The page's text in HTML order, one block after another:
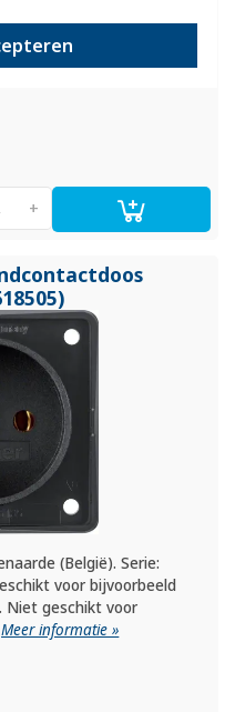
+
(België). Serie:
voor bijvoorbeeld
Niet geschikt voor
Meer informatie »